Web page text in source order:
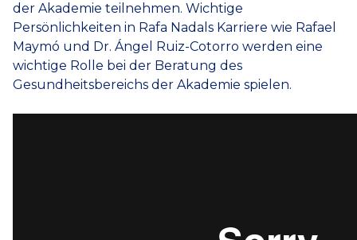
der Akademie teilnehmen. Wichtige
Persönlichkeiten in Rafa Nadals Karriere wie Rafael
Maymó und Dr. Ángel Ruiz-Cotorro werden eine
wichtige Rolle bei der Beratung des
Gesundheitsbereichs der Akademie spielen.